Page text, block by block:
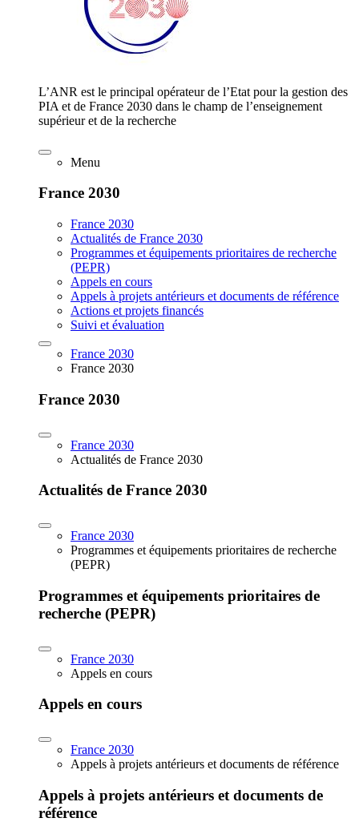
L’ANR est le principal opérateur de l’Etat pour la gestion des
PIA et de France 2030 dans le champ de l’enseignement
supérieur et de la recherche
Menu
France 2030
France 2030
Actualités de France 2030
Programmes et équipements prioritaires de recherche
(PEPR)
Appels en cours
Appels à projets antérieurs et documents de référence
Actions et projets financés
Suivi et évaluation
France 2030
France 2030
France 2030
France 2030
Actualités de France 2030
Actualités de France 2030
France 2030
Programmes et équipements prioritaires de recherche
(PEPR)
Programmes et équipements prioritaires de
recherche (PEPR)
France 2030
Appels en cours
Appels en cours
France 2030
Appels à projets antérieurs et documents de référence
Appels à projets antérieurs et documents de
référence